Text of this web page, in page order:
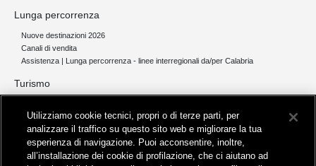
Lunga percorrenza
Nuove destinazioni 2026
Canali di vendita
Assistenza | Lunga percorrenza - linee interregionali da/per Calabria
Turismo
Servizi per aeroporti
Servizi di noleggio con conducente
Servizio di navigazione sul Lago Trasimeno
Utilizziamo cookie tecnici, propri o di terze parti, per
analizzare il traffico su questo sito web e migliorare la tua
esperienza di navigazione. Puoi acconsentire, inoltre,
all’installazione dei cookie di profilazione, che ci aiutano ad